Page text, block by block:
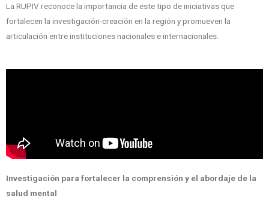
La RUPIV reconoce la importancia de este tipo de iniciativas que
fortalecen la investigación-creación en la región y promueven la
articulación entre instituciones nacionales e internacionales.
Investigación para fortalecer la comprensión y el abordaje de la
salud mental